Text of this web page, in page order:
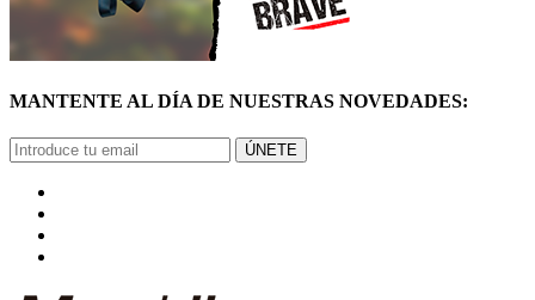
MANTENTE AL DÍA DE NUESTRAS NOVEDADES:
ÚNETE